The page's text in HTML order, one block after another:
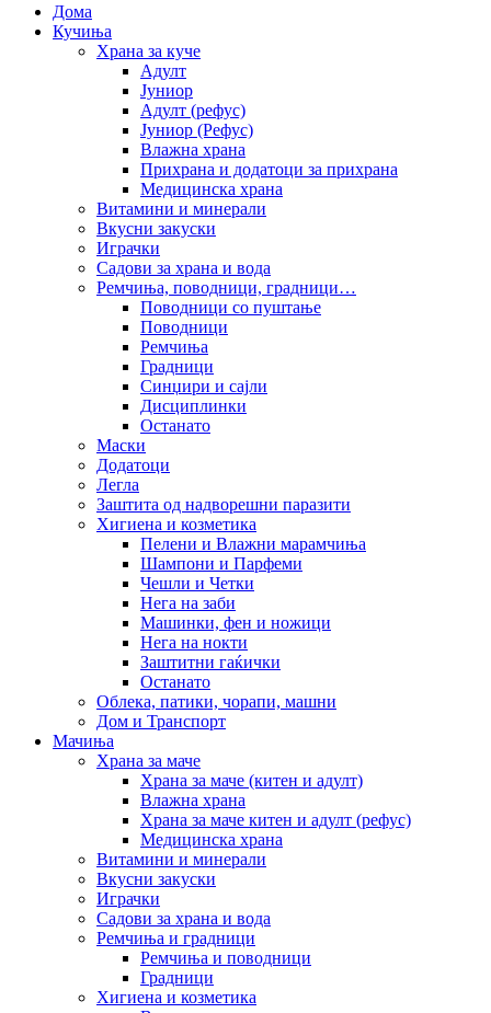
Дома
Кучиња
Храна за куче
Адулт
Јуниор
Адулт (рефус)
Јуниор (Рефус)
Влажна храна
Прихрана и додатоци за прихрана
Медицинска храна
Витамини и минерали
Вкусни закуски
Играчки
Садови за храна и вода
Ремчиња, поводници, градници…
Поводници со пуштање
Поводници
Ремчиња
Градници
Синџири и сајли
Дисциплинки
Останато
Маски
Додатоци
Легла
Заштита од надворешни паразити
Хигиена и козметика
Пелени и Влажни марамчиња
Шампони и Парфеми
Чешли и Четки
Нега на заби
Машинки, фен и ножици
Нега на нокти
Заштитни гаќички
Останато
Облека, патики, чорапи, машни
Дом и Транспорт
Мачиња
Храна за маче
Храна за маче (китен и адулт)
Влажна храна
Храна за маче китен и адулт (рефус)
Медицинска храна
Витамини и минерали
Вкусни закуски
Играчки
Садови за храна и вода
Ремчиња и градници
Ремчиња и поводници
Градници
Хигиена и козметика